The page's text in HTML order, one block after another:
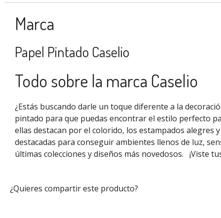
Marca
Papel Pintado Caselio
Todo sobre la marca Caselio
¿Estás buscando darle un toque diferente a la
pintado para que puedas encontrar el estilo perfecto
ellas destacan por el colorido, los estampados alegres
destacadas para conseguir ambientes llenos de luz,
últimas colecciones y diseños más novedosos. ¡Viste
¿Quieres compartir este producto?